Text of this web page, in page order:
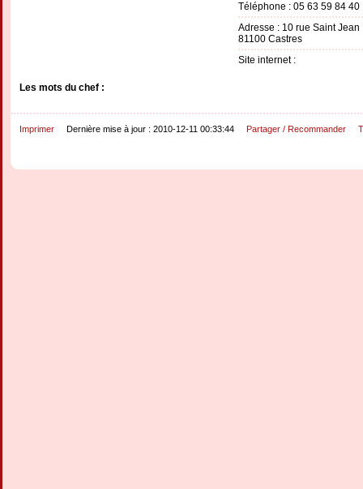
Téléphone : 05 63 59 84 40
Adresse : 10 rue Saint Jean
81100 Castres
Site internet :
Les mots du chef :
Imprimer Dernière mise à jour : 2010-12-11 00:33:44 Partager / Recommander